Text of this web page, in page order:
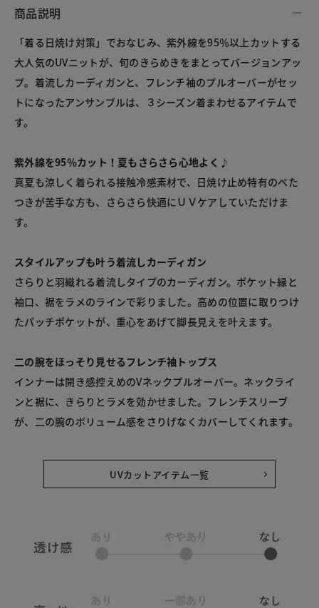
商品説明
「着る日焼け対策」でおなじみ、紫外線を95％以上カットする
大人気のUVニットが、旬のきらめきをまとってバージョンアッ
プ。着流しカーディガンと、フレンチ袖のプルオーバーがセッ
トになったアンサンブルは、３シーズン着まわせるアイテムで
す。
紫外線を95％カット！夏もさらさら心地よく♪
真夏も涼しく着られる接触冷感素材で、日焼け止め特有のべた
つきが苦手な方も、さらさら快適にＵＶケアしていただけま
す。
スタイルアップも叶う着流しカーディガン
さらりと羽織れる着流しタイプのカーディガン。ポケット縁と
袖口、裾をラメのラインで彩りました。高めの位置に取りつけ
たパッチポケットが、重心をあげて脚長見えを叶えます。
二の腕をほっそり見せるフレンチ袖トップス
インナーは開き感控えめのVネックプルオーバー。ネックライ
ンと裾に、きらりとラメを効かせました。フレンチスリーブ
が、二の腕のボリューム感をさりげなくカバーしてくれます。
UVカットアイテム一覧